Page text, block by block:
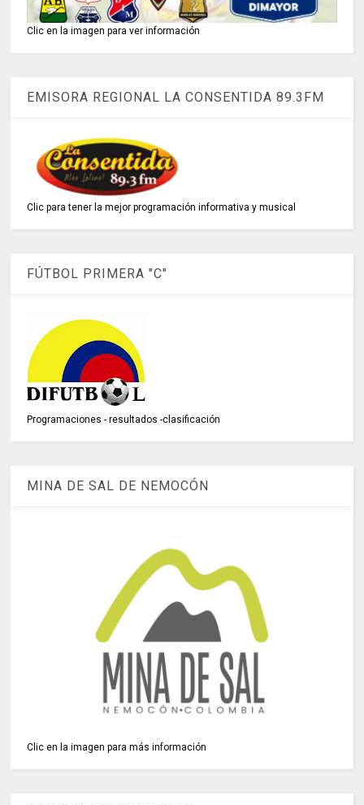
Clic en la imagen para ver información
EMISORA REGIONAL LA CONSENTIDA 89.3FM
Clic para tener la mejor programación informativa y musical
FÚTBOL PRIMERA "C"
Programaciones - resultados -clasificación
MINA DE SAL DE NEMOCÓN
Clic en la imagen para más información